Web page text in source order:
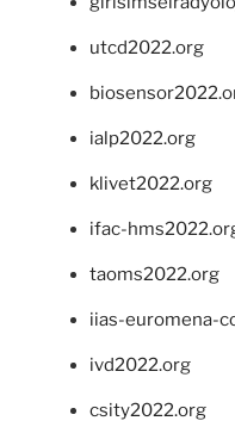
utcd2022.org
ialp2022.org
klivet2022.org
ifac-
taoms2022.org
iias-euromena-
ivd2022.org
csity2022.org